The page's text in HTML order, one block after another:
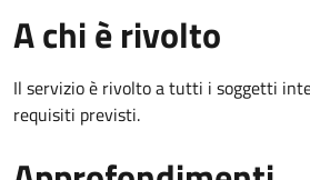
A chi è rivolto
Il servizio è rivolto a tutti i soggetti
requisiti previsti.